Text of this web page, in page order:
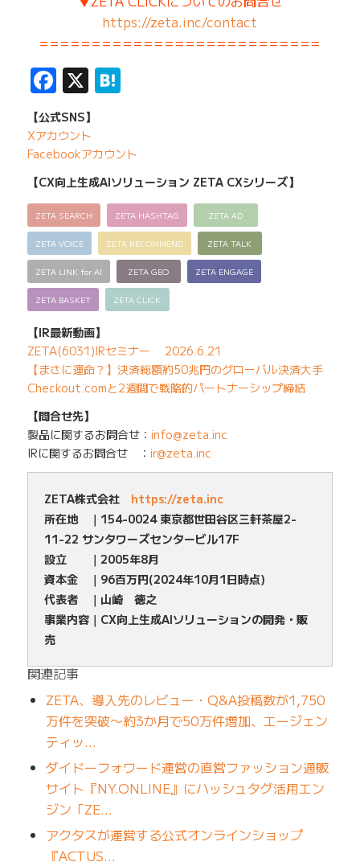
https://zeta.inc/contact
===========================
Facebook
X Hatena
【公式SNS】
Xアカウント
Facebookアカウント
【CX向上生成AIソリューション ZETA CXシリーズ】
ZETA SEARCH ZETA HASHTAG ZETA AD
ZETA VOICE ZETA RECOMMEND ZETA TALK
ZETA LINK for AI ZETA GEO ZETA ENGAGE
ZETA BASKET ZETA CLICK
【IR最新動画】
ZETA(6031)IRセミナー 2026.6.21
【まさに運命？】決済総額約50兆円のグローバル決済大手
Checkout.comと2週間で戦略的パートナーシップ締結
【問合せ先】
製品に関するお問合せ： info@zeta.inc
IRに関するお問合せ ： ir@zeta.inc
ZETA株式会社 https://zeta.inc
所在地 ｜154-0024 東京都世田谷区三軒茶屋2-
11-22 サンタワーズセンタービル17F
設立 ｜2005年8月
資本金 ｜96百万円(2024年10月1日時点)
代表者 ｜山崎 徳之
事業内容｜CX向上生成AIソリューションの開発・販
売
関連記事
ZETA、導入先のレビュー・Q&A投稿数が1,750
万件を突破〜約3か月で50万件増加、エージェン
ティッ…
ダイドーフォワード運営の直営ファッション通販
サイト『NY.ONLINE』にハッシュタグ活用エン
ジン「ZE…
アクタスが運営する公式オンラインショップ
『ACTUS…